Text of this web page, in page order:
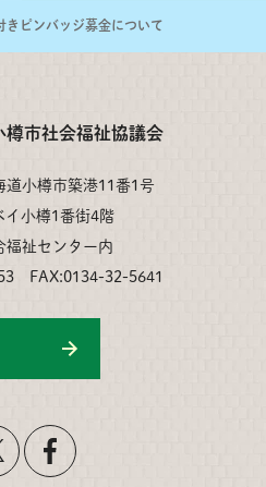
きピンバッジ募金について
市社会福祉協議会
小樽市築港11番1号
イ小樽1番街4階
福祉センター内
FAX:0134-32-5641